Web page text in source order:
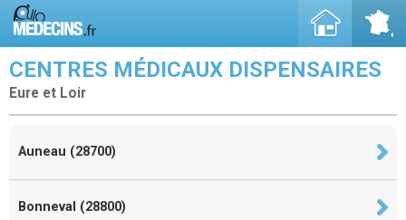
CENTRES MÉDICAUX DISPENSAIRES
Eure et Loir
Auneau (28700)
Bonneval (28800)